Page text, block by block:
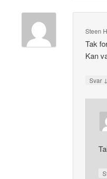
Steen
Tak
Kan
Svar